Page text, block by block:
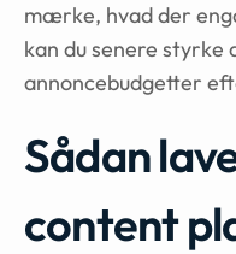
mærke, hvad der
kan du senere styrke
annoncebudgetter
Sådan
content